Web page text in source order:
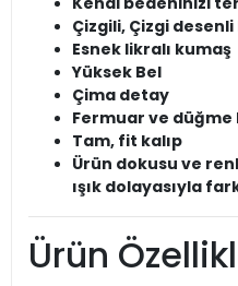
Çizgili, Çizgi desenli
Esnek likralı kumaş
Yüksek Bel
Çima detay
Fermuar ve düğme
Tam, fit kalıp
Ürün dokusu ve
ışık dolayasıyla
Ürün